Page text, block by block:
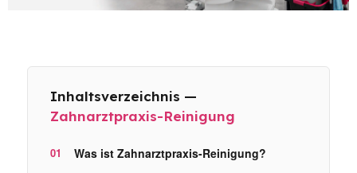
Inhaltsverzeichnis —
Zahnarztpraxis-Reinigung
Was ist Zahnarztpraxis-Reinigung?